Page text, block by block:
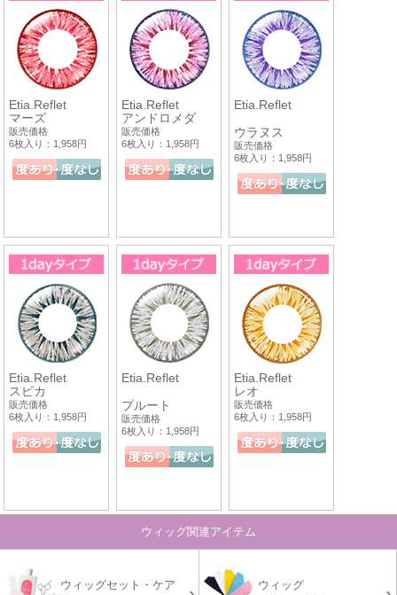
Etia.Reflet
マーズ
販売価格
6枚入り：1,958円
Etia.Reflet
アンドロメダ
販売価格
6枚入り：1,958円
Etia.Reflet
ウラヌス
販売価格
6枚入り：1,958円
Etia.Reflet
スピカ
販売価格
6枚入り：1,958円
Etia.Reflet
プルート
販売価格
6枚入り：1,958円
Etia.Reflet
レオ
販売価格
6枚入り：1,958円
ウィッグ関連アイテム
ウィッグセット・ケア
ウィッグ